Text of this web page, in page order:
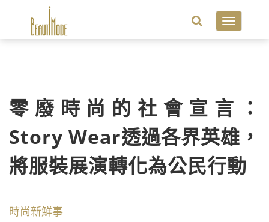
Toggle
零廢時尚的社會宣言：
Story Wear透過各界英雄，
將服裝展演轉化為公民行動
時尚新鮮事